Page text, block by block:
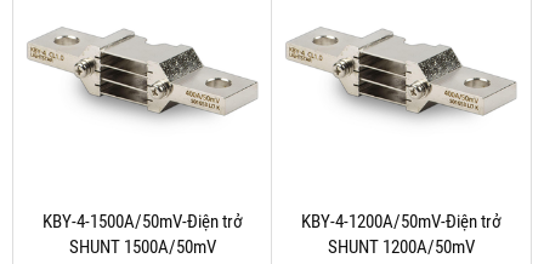
KBY-4-1500A/50mV-Điện trở
SHUNT 1500A/50mV
KBY-4-1200A/50mV-Điện trở
SHUNT 1200A/50mV